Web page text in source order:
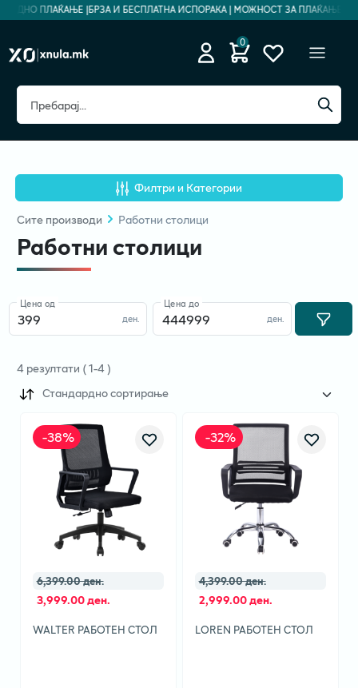
ПЛАЌАЊЕ | БРЗА И БЕСПЛАТНА ИСПОРАКА | МОЖНОСТ ЗА ПЛАЌАЊЕ НА
0
Филтри и Категории
Ситепроизводи Работни столици
Работни столици
ден.
Цена од
ден.
Цена до
4резултати (1-4)
Стандардно сортирање
-38%
6,399.00 ден.
3,999.00 ден.
WALTER РАБОТЕН СТОЛ
-32%
4,399.00 ден.
2,999.00 ден.
LOREN РАБОТЕН СТОЛ